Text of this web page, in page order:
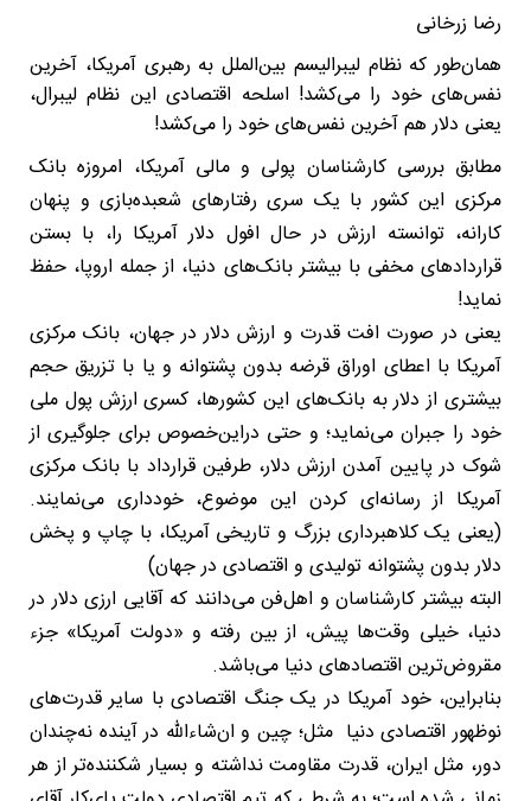
رضا زرخانی
همان‌طور که نظام لیبرالیسم بین‌الملل به رهبری آمریکا، آخرین
نفس‌های خود را می‌کشد! اسلحه اقتصادی این نظام لیبرال،
یعنی دلار هم آخرین نفس‌های خود را می‌کشد!
مطابق بررسی کارشناسان پولی و مالی آمریکا، امروزه بانک
مرکزی این کشور با یک سری رفتارهای شعبده‌بازی و پنهان
کارانه، توانسته ارزش در حال افول دلار آمریکا را، با بستن
قراردادهای مخفی با بیشتر بانک‌های دنیا، از جمله اروپا، حفظ
نماید!
یعنی در صورت افت قدرت و ارزش دلار در جهان، بانک مرکزی
آمریکا با اعطای اوراق قرضه بدون پشتوانه و یا با تزریق حجم
بیشتری از دلار به بانک‌های این کشورها، کسری ارزش پول ملی
خود را جبران می‌نماید؛ و حتی دراین‌خصوص برای جلوگیری از
شوک در پایین آمدن ارزش دلار، طرفین قرارداد با بانک مرکزی
آمریکا از رسانه‌ای کردن این موضوع، خودداری می‌نمایند.
(یعنی یک کلاهبرداری بزرگ و تاریخی آمریکا، با چاپ و پخش
دلار بدون پشتوانه تولیدی و اقتصادی در جهان)
البته بیشتر کارشناسان و اهل‌فن می‌دانند که آقایی ارزی دلار در
دنیا، خیلی وقت‌ها پیش، از بین رفته و «دولت آمریکا» جزء
مقروض‌ترین اقتصادهای دنیا می‌باشد.
بنابراین، خود آمریکا در یک جنگ اقتصادی با سایر قدرت‌های
نوظهور اقتصادی دنیا مثل؛ چین و ان‌شاءالله در آینده نه‌چندان
دور، مثل ایران، قدرت مقاومت نداشته و بسیار شکننده‌تر از هر